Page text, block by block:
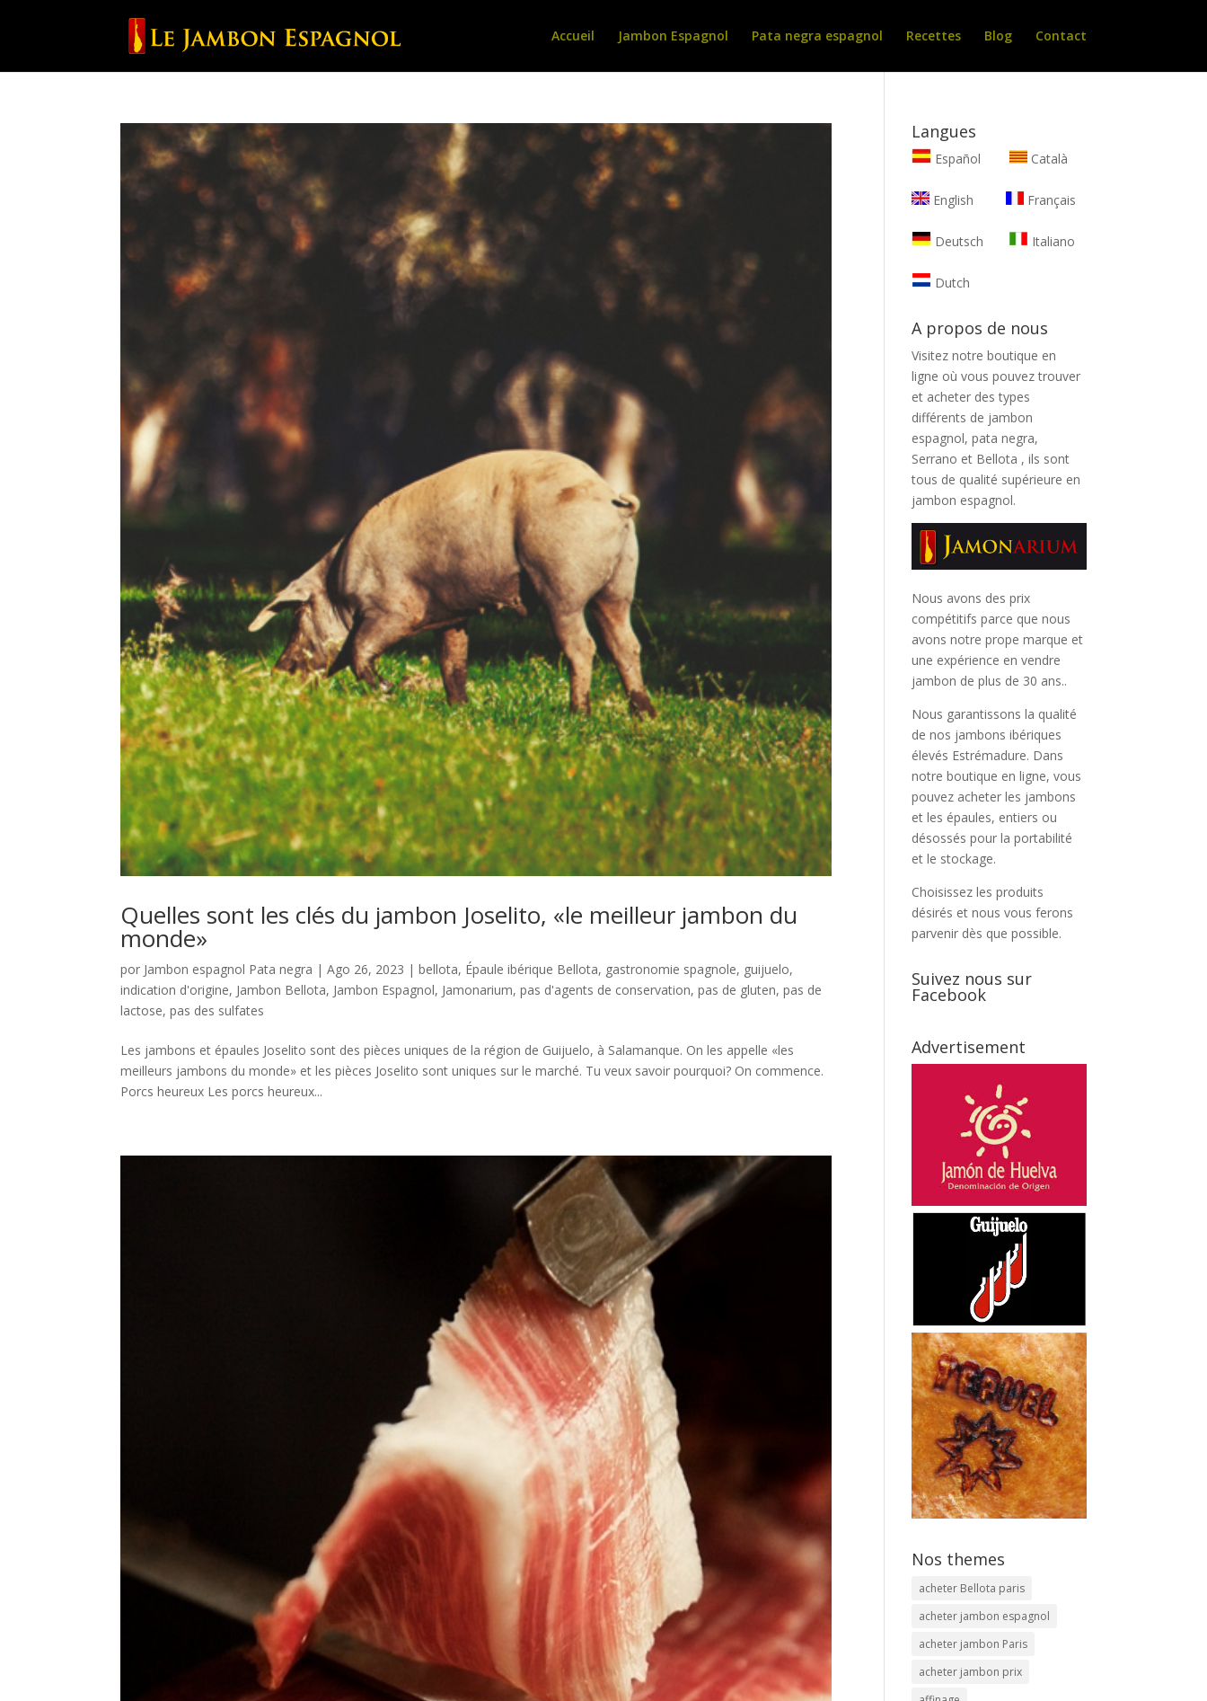
Accueil Jambon Espagnol Pata negra espagnol Recettes Blog Contact
Quelles sont les clés du jambon Joselito, «le meilleur jambon du
monde»
por Jambon espagnol Pata negra |Ago 26, 2023 |bellota, Épaule ibérique Bellota, gastronomie spagnole, guijuelo,
indication d'origine, Jambon Bellota, Jambon Espagnol, Jamonarium,pas d'agents de conservation,pas de gluten,pas de
lactose,pas des sulfates
Les jambons et épaules Joselito sont des pièces uniques de la région de Guijuelo, à Salamanque. On les appelle «les
meilleurs jambons du monde» et les pièces Joselito sont uniques sur le marché. Tu veux savoir pourquoi? On commence.
Porcs heureux Les porcs heureux...
Langues
Español Català
English Français
Deutsch Italiano
Dutch
A propos de nous
Visitez notre boutique en
ligne où vous pouvez trouver
et acheter des types
différents de jambon
espagnol, pata negra,
Serrano et Bellota , ils sont
tous de qualité supérieure en
jambon espagnol.
Nous avons des prix
compétitifs parce que nous
avons notre prope marque et
une expérience en vendre
jambon de plus de 30 ans..
Nous garantissons la qualité
de nos jambons ibériques
élevés Estrémadure. Dans
notre boutique en ligne, vous
pouvez acheter les jambons
et les épaules, entiers ou
désossés pour la portabilité
et le stockage.
Choisissez les produits
désirés et nous vous ferons
parvenir dès que possible.
Suivez nous sur
Facebook
Advertisement
Nos themes
acheter Bellota paris
acheter jambon espagnol
acheter jambon Paris
acheter jambon prix